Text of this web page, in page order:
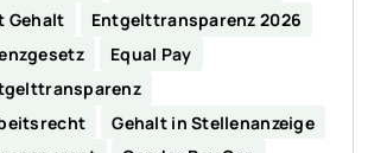
Gehalt
Entgelttransparenz 2026
Equal Pay
Gehalt in Stellenanzeige